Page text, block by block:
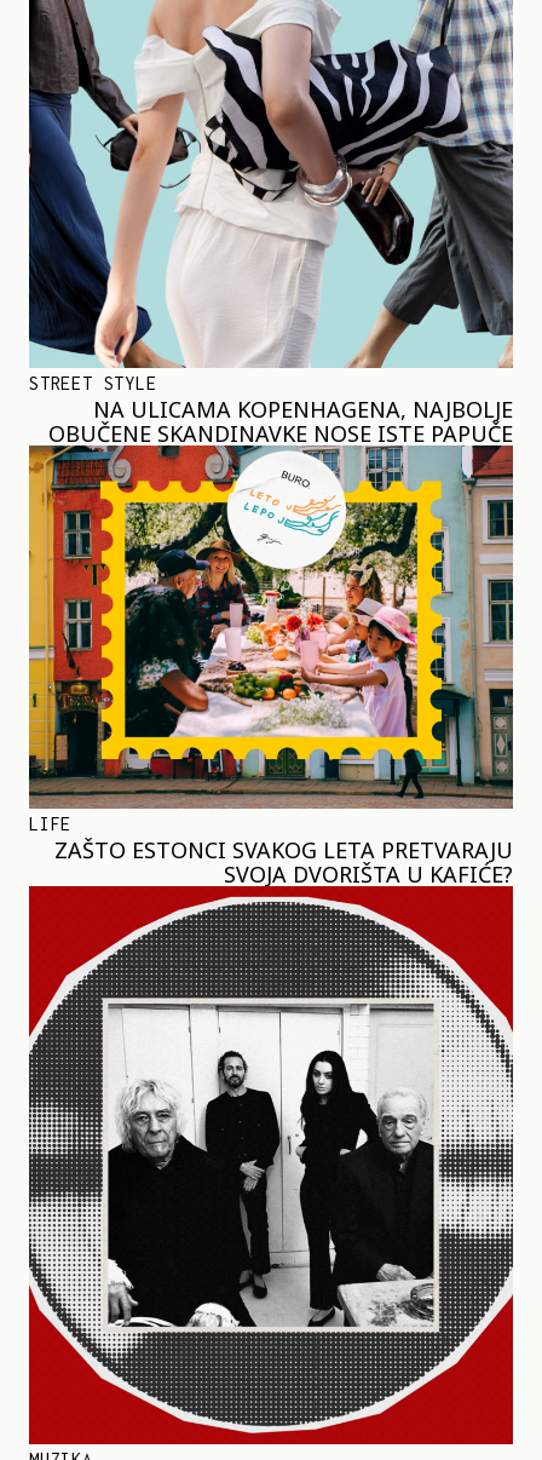
STREET STYLE
NA ULICAMA KOPENHAGENA, NAJBOLJE
OBUČENE SKANDINAVKE NOSE ISTE PAPUČE
LIFE
ZAŠTO ESTONCI SVAKOG LETA PRETVARAJU
SVOJA DVORIŠTA U KAFIĆE?